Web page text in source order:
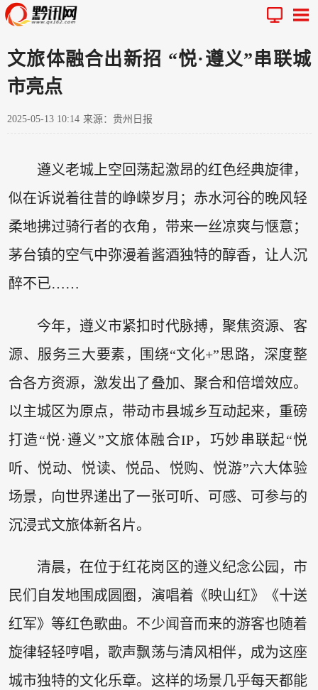
文旅体融合出新招 “悦·遵义”串联城
市亮点
2025-05-13 10:14 来源：贵州日报
遵义老城上空回荡起激昂的红色经典旋律，
似在诉说着往昔的峥嵘岁月；赤水河谷的晚风轻
柔地拂过骑行者的衣角，带来一丝凉爽与惬意；
茅台镇的空气中弥漫着酱酒独特的醇香，让人沉
醉不已……
今年，遵义市紧扣时代脉搏，聚焦资源、客
源、服务三大要素，围绕“文化+”思路，深度整
合各方资源，激发出了叠加、聚合和倍增效应。
以主城区为原点，带动市县城乡互动起来，重磅
打造“悦·遵义”文旅体融合IP，巧妙串联起“悦
听、悦动、悦读、悦品、悦购、悦游”六大体验
场景，向世界递出了一张可听、可感、可参与的
沉浸式文旅体新名片。
清晨，在位于红花岗区的遵义纪念公园，市
民们自发地围成圆圈，演唱着《映山红》《十送
红军》等红色歌曲。不少闻音而来的游客也随着
旋律轻轻哼唱，歌声飘荡与清风相伴，成为这座
城市独特的文化乐章。这样的场景几乎每天都能